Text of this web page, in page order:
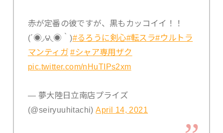
赤が定番の彼ですが、黒もカッコイイ！！
(΄◉◞౪◟◉｀)#るろうに剣心#転スラ#ウルトラ
マンティガ #シャア専用ザク
pic.twitter.com/nHuTIPs2xm
— 夢大陸日立南店プライズ
(@seiryuuhitachi)April 14, 2021